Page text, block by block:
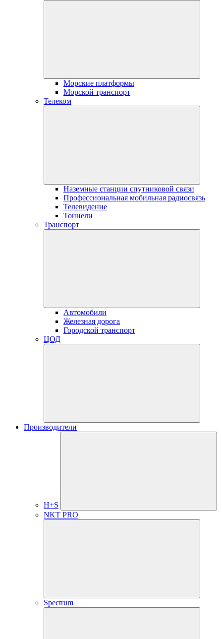
Морские платформы
Морской транспорт
Телеком
Наземные станции спутниковой связи
Профессиональная мобильная радиосвязь
Телевидение
Тоннели
Транспорт
Автомобили
Железная дорога
Городской транспорт
ЦОД
Производители
H+S
NKT PRO
Spectrum